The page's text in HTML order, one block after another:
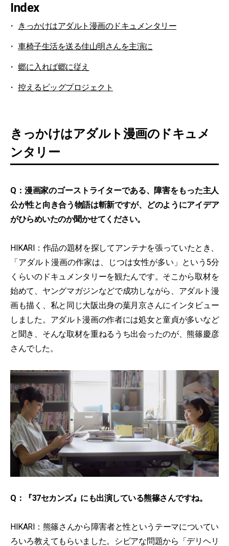
Index
きっかけはアダルト漫画のドキュメンタリー
車椅子生活を送る佳山明さんを主演に
郷に入れば郷に従え
控えるビッグプロジェクト
きっかけはアダルト漫画のドキュメ
ンタリー
Q：漫画家のゴーストライターである、障害をもった主人
公が性と向き合う物語は斬新ですが、どのようにアイデア
がひらめいたのか聞かせてください。
HIKARI：作品の題材を探してアンテナを張っていたとき、
「アダルト漫画の作家は、じつは女性が多い」という5分
くらいのドキュメンタリーを観たんです。そこから取材を
始めて、ヤングマガジンなどで成功しながら、アダルト漫
画も描く、私と同じ大阪出身の葉月京さんにインタビュー
しました。アダルト漫画の作者には処女と童貞が多いなど
と聞き、そんな取材を重ねるうち出会ったのが、熊篠慶彦
さんでした。
Q：『37セカンズ』にも出演している熊篠さんですね。
HIKARI：熊篠さんから障害者と性というテーマについてい
ろいろ教えてもらいました。シビアな問題から「デリヘリ